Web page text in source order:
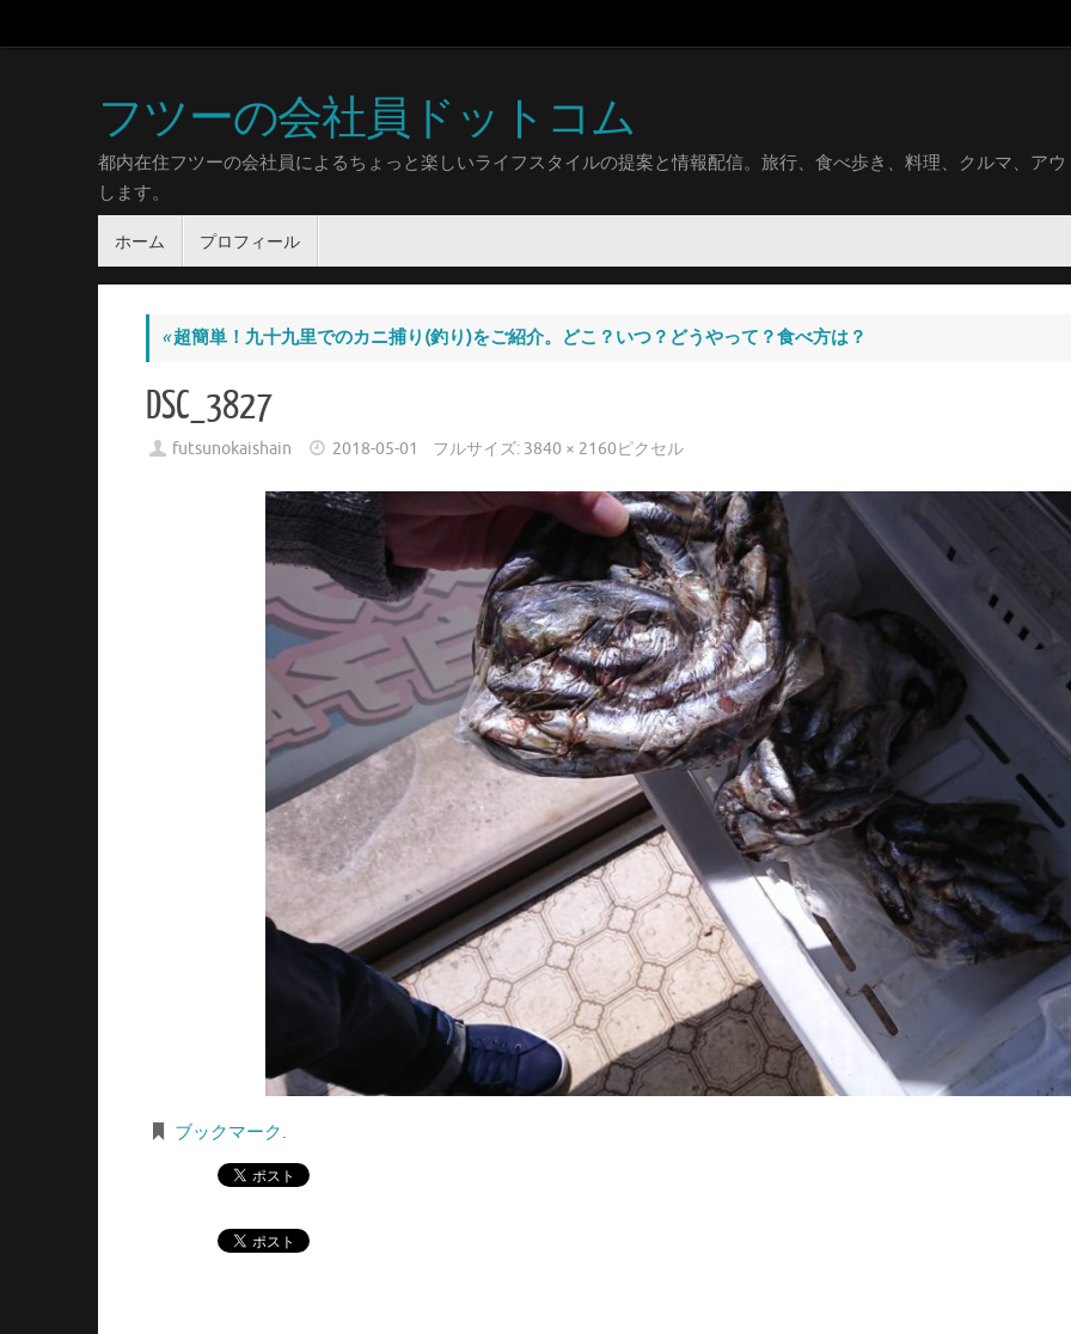
フツーの会社員ドットコム
都内在住フツーの会社員によるちょっと楽しいライフスタイルの提案と情報配信。旅行、食べ歩き、料理、クルマ、ア
します。
ホーム プロフィール
«超簡単！九十九里でのカニ捕り(釣り)をご紹介。どこ？いつ？どうやって？食べ方は？
DSC_3827
futsunokaishain 2018-05-01 フルサイズ: 3840 × 2160ピクセル
ブックマーク.